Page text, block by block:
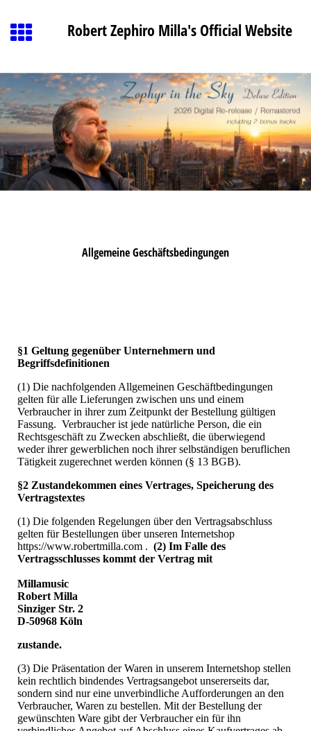
Robert Zephiro Milla's Official Website
Allgemeine Geschäftsbedingungen
§1 Geltung gegenüber Unternehmern und
Begriffsdefinitionen
(1) Die nachfolgenden Allgemeinen Geschäftbedingungen
gelten für alle Lieferungen zwischen uns und einem
Verbraucher in ihrer zum Zeitpunkt der Bestellung gültigen
Fassung. Verbraucher ist jede natürliche Person, die ein
Rechtsgeschäft zu Zwecken abschließt, die überwiegend
weder ihrer gewerblichen noch ihrer selbständigen beruflichen
Tätigkeit zugerechnet werden können (§ 13 BGB).
§2 Zustandekommen eines Vertrages, Speicherung des
Vertragstextes
(1) Die folgenden Regelungen über den Vertragsabschluss
gelten für Bestellungen über unseren Internetshop
https://www.robertmilla.com . (2) Im Falle des
Vertragsschlusses kommt der Vertrag mit
Millamusic
Robert Milla
Sinziger Str. 2
D-50968 Köln
zustande.
(3) Die Präsentation der Waren in unserem Internetshop stellen
kein rechtlich bindendes Vertragsangebot unsererseits dar,
sondern sind nur eine unverbindliche Aufforderungen an den
Verbraucher, Waren zu bestellen. Mit der Bestellung der
gewünschten Ware gibt der Verbraucher ein für ihn